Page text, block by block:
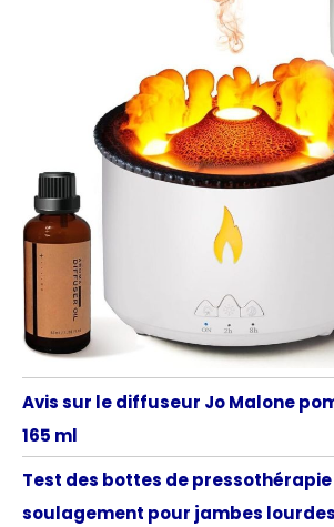
Avis sur le diffuseur Jo Malone
165 ml
Test des bottes de pressothérapie
soulagement pour jambes lourdes